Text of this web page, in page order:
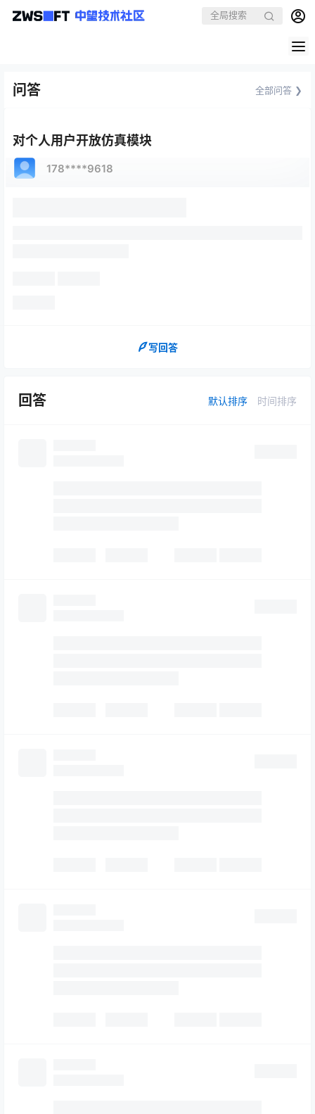
问答 全部问答 ❯
对个人用户开放仿真模块
178****9618
写回答
回答 默认排序 时间排序